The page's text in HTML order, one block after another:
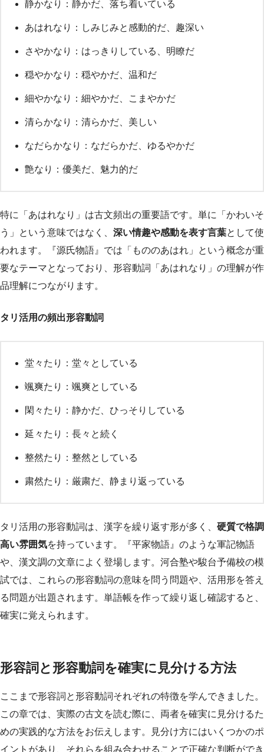
静かなり：静かだ、落ち着いている
あはれなり：しみじみと感動的だ、趣深い
さやかなり：はっきりしている、明瞭だ
穏やかなり：穏やかだ、温和だ
細やかなり：細やかだ、こまやかだ
清らかなり：清らかだ、美しい
なだらかなり：なだらかだ、ゆるやかだ
艶なり：優美だ、魅力的だ
特に「あはれなり」は古文頻出の重要語です。単に「かわいそ
う」という意味ではなく、 深い情趣や感動を表す言葉として使
われます。『源氏物語』では「もののあはれ」という概念が重
要なテーマとなっており、形容動詞「あはれなり」の理解が作
品理解につながります。
タリ活用の頻出形容動詞
堂々たり：堂々としている
颯爽たり：颯爽としている
閑々たり：静かだ、ひっそりしている
延々たり：長々と続く
整然たり：整然としている
粛然たり：厳粛だ、静まり返っている
タリ活用の形容動詞は、漢字を繰り返す形が多く、 硬質で格調
高い雰囲気を持っています。『平家物語』のような軍記物語
や、漢文調の文章によく登場します。河合塾や駿台予備校の模
試では、これらの形容動詞の意味を問う問題や、活用形を答え
る問題が出題されます。単語帳を作って繰り返し確認すると、
確実に覚えられます。
形容詞と形容動詞を確実に見分ける方法
ここまで形容詞と形容動詞それぞれの特徴を学んできました。
この章では、実際の古文を読む際に、両者を確実に見分けるた
めの実践的な方法をお伝えします。見分け方にはいくつかのポ
イントがあり、それらを組み合わせることで正確な判断ができ